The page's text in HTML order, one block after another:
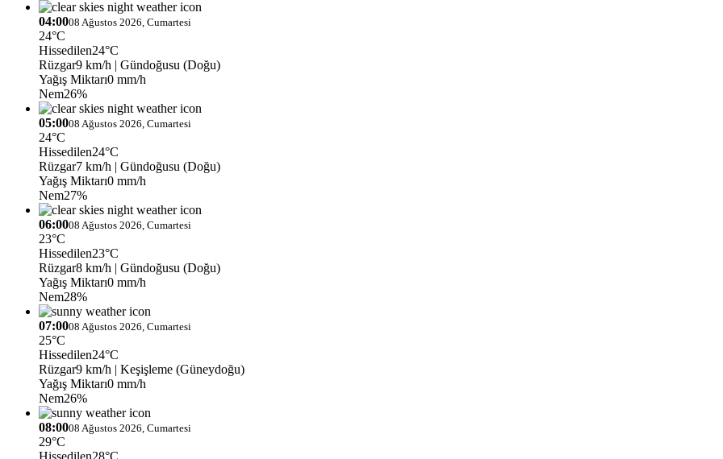
04:0008 Ağustos 2026, Cumartesi
24°C
Hissedilen24°C
Rüzgar9 km/h | Gündoğusu (Doğu)
Yağış Miktarı0 mm/h
Nem26%
05:0008 Ağustos 2026, Cumartesi
24°C
Hissedilen24°C
Rüzgar7 km/h | Gündoğusu (Doğu)
Yağış Miktarı0 mm/h
Nem27%
06:0008 Ağustos 2026, Cumartesi
23°C
Hissedilen23°C
Rüzgar8 km/h | Gündoğusu (Doğu)
Yağış Miktarı0 mm/h
Nem28%
07:0008 Ağustos 2026, Cumartesi
25°C
Hissedilen24°C
Rüzgar9 km/h | Keşişleme (Güneydoğu)
Yağış Miktarı0 mm/h
Nem26%
08:0008 Ağustos 2026, Cumartesi
29°C
Hissedilen28°C